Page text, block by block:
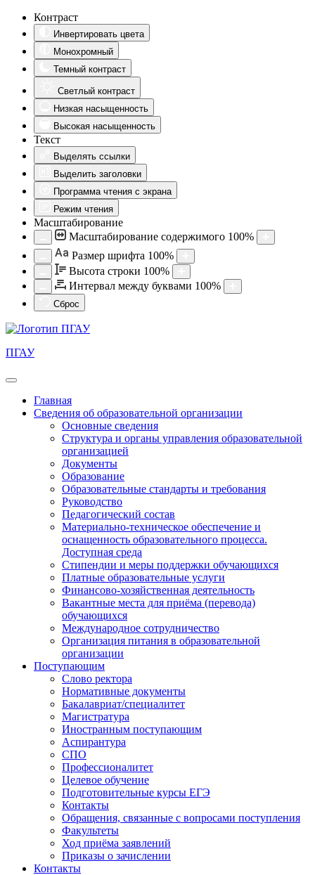
Контраст
Инвертировать цвета
Монохромный
Темный контраст
Светлый контраст
Низкая насыщенность
Высокая насыщенность
Текст
Выделять ссылки
Выделить заголовки
Программа чтения с экрана
Режим чтения
Масштабирование
Масштабирование содержимого 100%
Aa Размер шрифта 100%
Высота строки 100%
Интервал между буквами 100%
Сброс
ПГАУ
Главная
Сведения об образовательной организации
Основные сведения
Структура и органы управления образовательной
организацией
Документы
Образование
Образовательные стандарты и требования
Руководство
Педагогический состав
Материально-техническое обеспечение и
оснащенность образовательного процесса.
Доступная среда
Стипендии и меры поддержки обучающихся
Платные образовательные услуги
Финансово-хозяйственная деятельность
Вакантные места для приёма (перевода)
обучающихся
Международное сотрудничество
Организация питания в образовательной
организации
Поступающим
Слово ректора
Нормативные документы
Бакалавриат/специалитет
Магистратура
Иностранным поступающим
Аспирантура
СПО
Профессионалитет
Целевое обучение
Подготовительные курсы ЕГЭ
Контакты
Обращения, связанные с вопросами поступления
Факультеты
Ход приёма заявлений
Приказы о зачислении
Контакты